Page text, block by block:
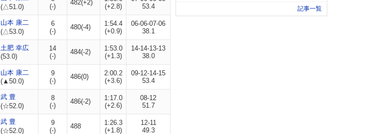
(△51.0)
(-)
482(+2)
(+2.8)
53.4
山本 康二
(△53.0)
6
(-)
480(-4)
1:54.4
(+0.9)
06-06-07-06
38.1
土肥 幸広
(53.0)
14
(-)
484(-2)
1:53.0
(+1.3)
14-14-13-13
38.0
山本 康二
(▲50.0)
9
(-)
486(0)
2:00.2
(+3.6)
09-12-14-15
53.4
武 豊
(☆52.0)
8
(-)
486(-2)
1:17.0
(+2.6)
08-12
51.7
武 豊
(☆52.0)
9
(-)
488
1:26.3
(+1.8)
12-11
49.3
記事一覧